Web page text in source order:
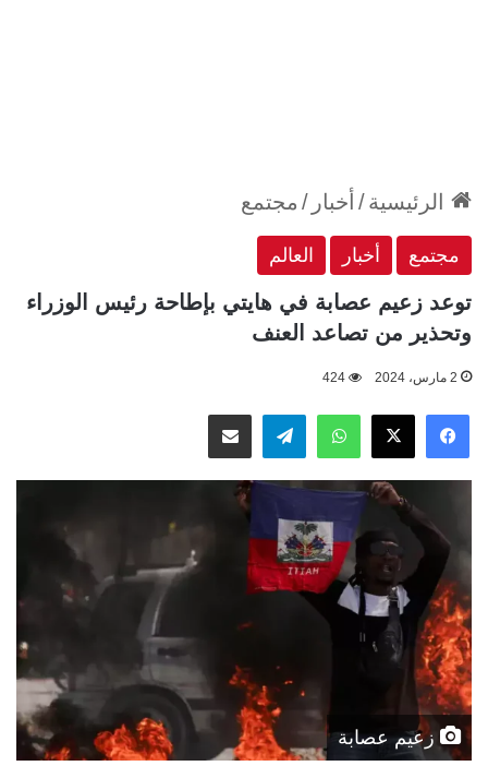
الرئيسية/ أخبار / مجتمع
مجتمع أخبار العالم
توعد زعيم عصابة في هايتي بإطاحة رئيس الوزراء
وتحذير من تصاعد العنف
2 مارس، 2024 424
فيسبوك
‫X واتسابتيلقراممشاركة عبر البريد
زعيم عصابة